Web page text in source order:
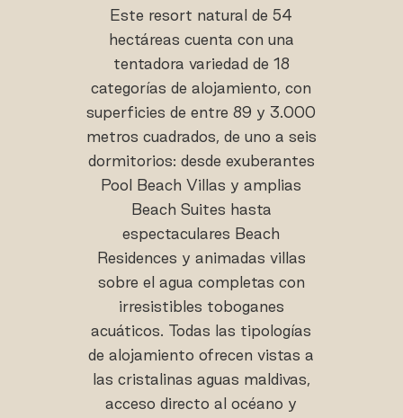
Este resort natural de 54
hectáreas cuenta con una
tentadora variedad de 18
categorías de alojamiento, con
superficies de entre 89 y 3.000
metros cuadrados, de uno a seis
dormitorios: desde exuberantes
Pool Beach Villas y amplias
Beach Suites hasta
espectaculares Beach
Residences y animadas villas
sobre el agua completas con
irresistibles toboganes
acuáticos. Todas las tipologías
de alojamiento ofrecen vistas a
las cristalinas aguas maldivas,
acceso directo al océano y